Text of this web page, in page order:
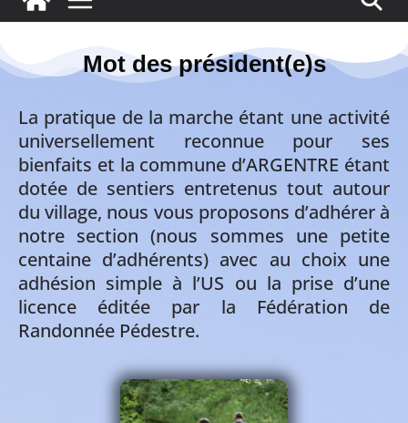
Mot du président
Mot des président(e)s
La pratique de la marche étant une activité
universellement reconnue pour ses
bienfaits et la commune d’ARGENTRE étant
dotée de sentiers entretenus tout autour
du village, nous vous proposons d’adhérer à
notre section (nous sommes une petite
centaine d’adhérents) avec au choix une
adhésion simple à l’US ou la prise d’une
licence éditée par la Fédération de
Randonnée Pédestre.